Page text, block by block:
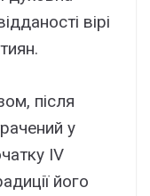
вірі
після
у
IV
його